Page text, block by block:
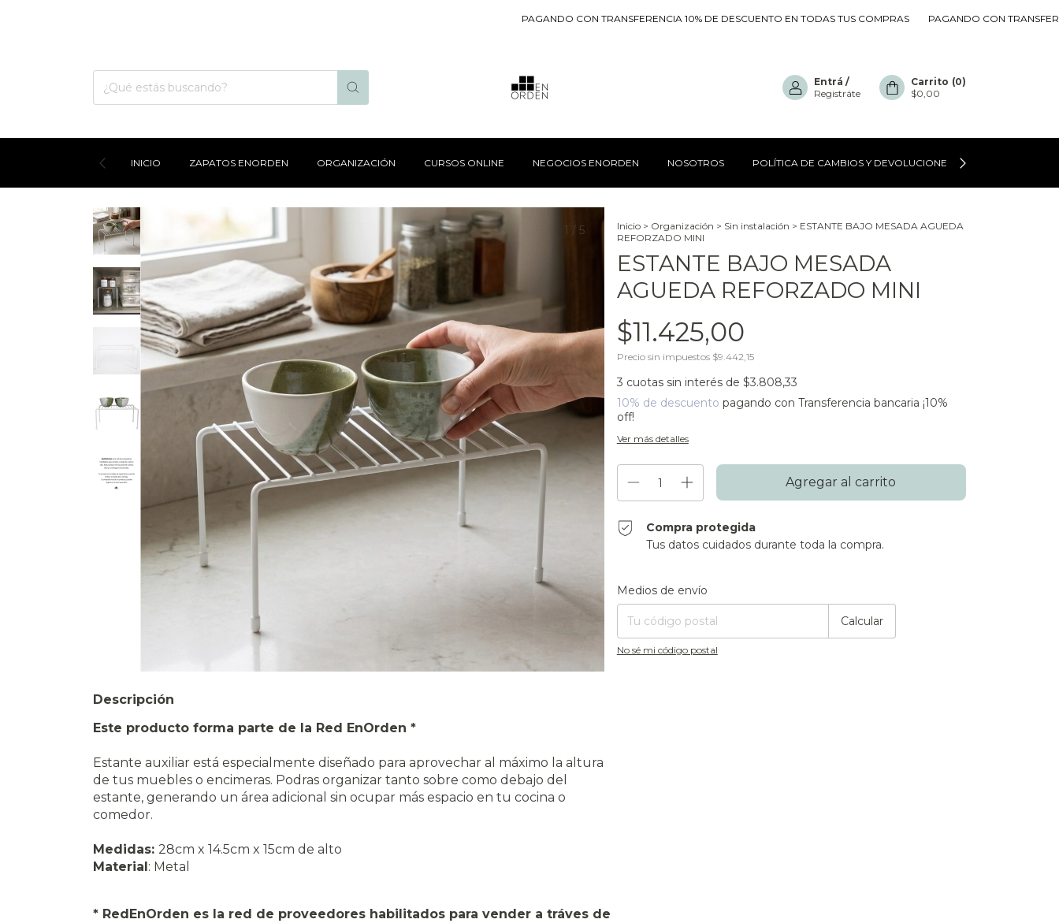
PAGANDO CON TRANSFERENCIA 10% DE DESCUENTO EN TODAS TUS COMPRAS PAGANDO CON
Entrá /
Registráte
Carrito (0)
$0,00
INICIO ZAPATOS ENORDEN ORGANIZACIÓN CURSOS ONLINE NEGOCIOS ENORDEN NOSOTROS POLÍTICA DE CAMBIOS Y DEVOLUCIONES
1 / 5 Inicio > Organización > Sin instalación > ESTANTE BAJO MESADA AGUEDA
REFORZADO MINI
ESTANTE BAJO MESADA
AGUEDA REFORZADO MINI
$11.425,00
Precio sin impuestos $9.442,15
3 cuotas sin interés de $3.808,33
10% de descuento pagando con Transferencia bancaria ¡10%
off!
Ver más detalles
Compra protegida
Tus datos cuidados durante toda la compra.
Entregas para el CP:
Medios de envío
Calcular
No sé mi código postal
Descripción
Este producto forma parte de la Red EnOrden *
Estante auxiliar está especialmente diseñado para aprovechar al máximo la altura
de tus muebles o encimeras. Podras organizar tanto sobre como debajo del
estante, generando un área adicional sin ocupar más espacio en tu cocina o
comedor.
Medidas: 28cm x 14.5cm x 15cm de alto
Material: Metal
* RedEnOrden es la red de proveedores habilitados para vender a tráves de